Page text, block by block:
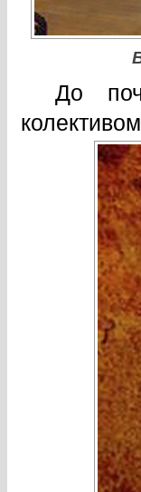
До